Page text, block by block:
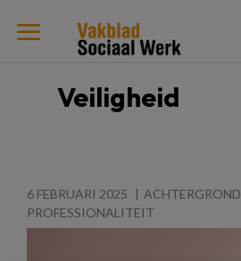
Veiligheid
6 FEBRUARI 2025 ACHTERGROND
PROFESSIONALITEIT